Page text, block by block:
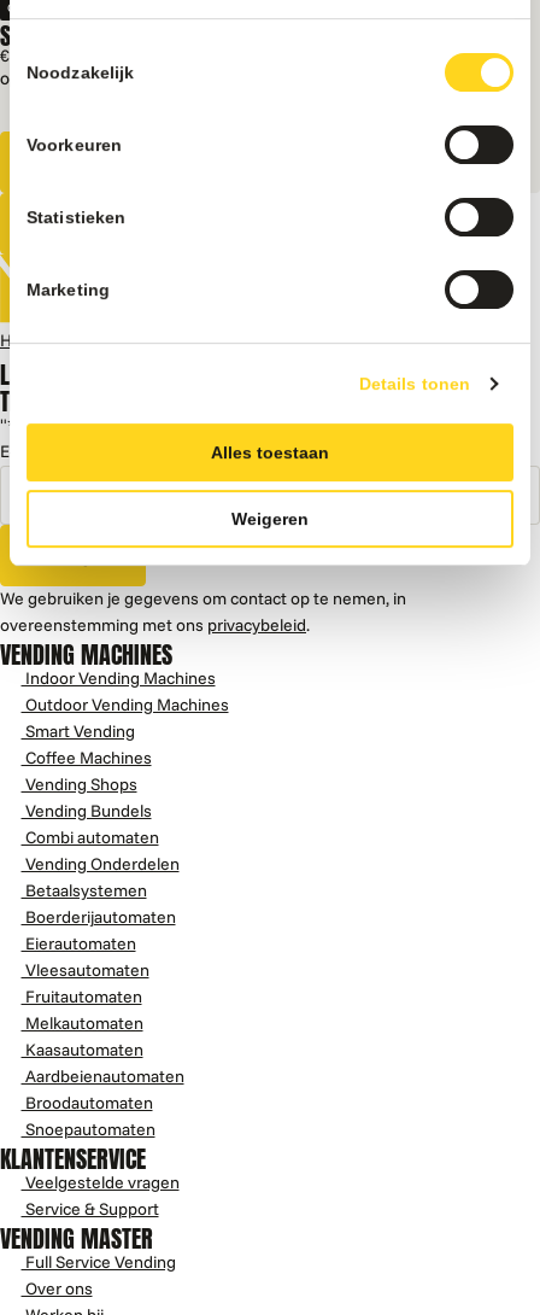
Toestemmingsselectie
Noodzakelijk
Voorkeuren
Statistieken
Marketing
Details tonen
Alles toestaan
Weigeren
Onderdelen
SPACER A G-DRINK
€ 8
Op voorraad
Alle vending Machines
Home Vending Machines G-drink product stabilisator 50cl
LAAT JE INSPIREREN DOOR KENNIS,
TIPS EN TRUCS, CASES EN MEER
"*
" geeft vereiste velden aan
E-mailadres
Inschrijven
We gebruiken je gegevens om contact op te nemen, in
overeenstemming met ons privacybeleid.
VENDING MACHINES
Indoor Vending Machines
Outdoor Vending Machines
Smart Vending
Coffee Machines
Vending Shops
Vending Bundels
Combi automaten
Vending Onderdelen
Betaalsystemen
Boerderijautomaten
Eierautomaten
Vleesautomaten
Fruitautomaten
Melkautomaten
Kaasautomaten
Aardbeienautomaten
Broodautomaten
Snoepautomaten
KLANTENSERVICE
Veelgestelde vragen
Service & Support
VENDING MASTER
Full Service Vending
Over ons